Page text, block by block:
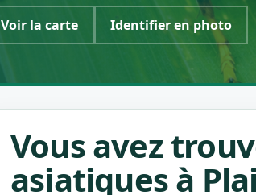
Voir la carte Identifier en photo
Vous avez
asiatiques à